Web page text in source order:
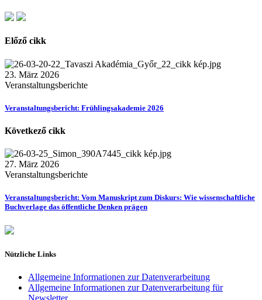
Előző cikk
23. März 2026
Veranstaltungsberichte
Veranstaltungsbericht: Frühlingsakademie 2026
Következő cikk
27. März 2026
Veranstaltungsberichte
Veranstaltungsbericht: Vom Manuskript zum Diskurs: Wie wissenschaftliche
Buchverlage das öffentliche Denken prägen
Nützliche Links
Allgemeine Informationen zur Datenverarbeitung
Allgemeine Informationen zur Datenverarbeitung für
Newsletter